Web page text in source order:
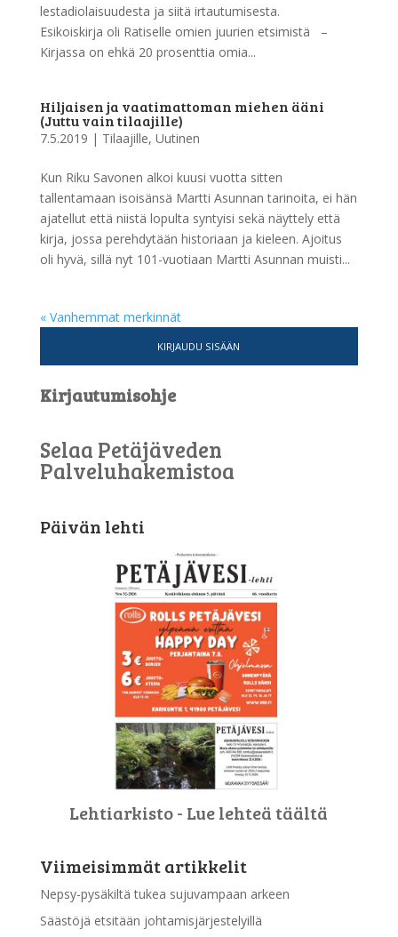
lestadiolaisuudesta ja siitä irtautumisesta.
Esikoiskirja oli Ratiselle omien juurien etsimistä –
Kirjassa on ehkä 20 prosenttia omia...
Hiljaisen ja vaatimattoman miehen ääni
(Juttu vain tilaajille)
7.5.2019 | Tilaajille, Uutinen
Kun Riku Savonen alkoi kuusi vuotta sitten
tallentamaan isoisänsä Martti Asunnan tarinoita, ei hän
ajatellut että niistä lopulta syntyisi sekä näyttely että
kirja, jossa perehdytään historiaan ja kieleen. Ajoitus
oli hyvä, sillä nyt 101-vuotiaan Martti Asunnan muisti...
« Vanhemmat merkinnät
KIRJAUDU SISÄÄN
Kirjautumisohje
Selaa Petäjäveden
Palveluhakemistoa
Päivän lehti
Lehtiarkisto - Lue lehteä täältä
Viimeisimmät artikkelit
Nepsy-pysäkiltä tukea sujuvampaan arkeen
Säästöjä etsitään johtamisjärjestelyillä